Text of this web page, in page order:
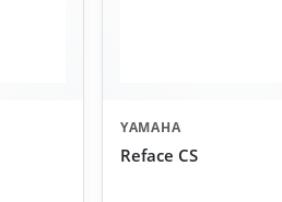
YAMAHA
Reface CS